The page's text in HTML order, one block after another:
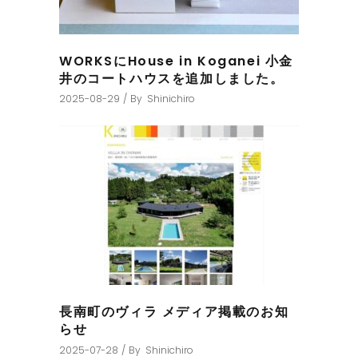
WORKSにHouse in Koganei 小金
井のコートハウスを追加しました。
2025-08-29 By Shinichiro
長南町のヴィラ メディア掲載のお知
らせ
2025-07-28 By Shinichiro